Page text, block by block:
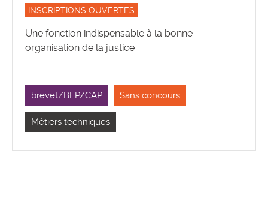
INSCRIPTIONS OUVERTES
Une fonction indispensable à la bonne
organisation de la justice
brevet/BEP/CAP Sans concours
Métiers techniques